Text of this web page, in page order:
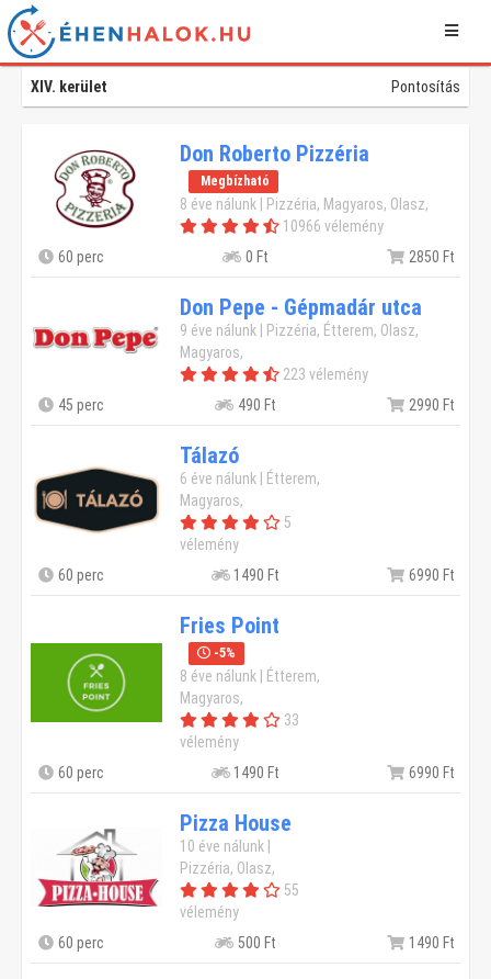
XIV. kerület Pontosítás
Don Roberto Pizzéria
Megbízható
8 éve nálunk | Pizzéria, Magyaros, Olasz,
10966 vélemény
60 perc
0 Ft 2850 Ft
Don Pepe - Gépmadár utca
9 éve nálunk | Pizzéria, Étterem, Olasz,
Magyaros,
223 vélemény
45 perc
490 Ft 2990 Ft
Tálazó
6 éve nálunk | Étterem,
Magyaros,
5
vélemény
60 perc
1490 Ft 6990 Ft
Fries Point
-5%
8 éve nálunk | Étterem,
Magyaros,
33
vélemény
60 perc
1490 Ft 6990 Ft
Pizza House
10 éve nálunk |
Pizzéria, Olasz,
55
vélemény
60 perc
500 Ft 1490 Ft